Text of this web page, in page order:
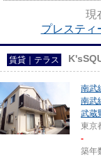
現
プレスティ
賃貸｜テラス
南武
南武
武蔵
東京
-
築年